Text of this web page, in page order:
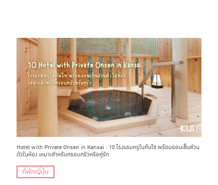
Hotel with Private Onsen in Kansai : 10 โรงแรมหรูในคันไซ พร้อมออนเซ็นส่วน
ตัวในห้อง เหมาะสำหรับครอบครัวหรือคู่รัก
ที่พักญี่ปุ่น